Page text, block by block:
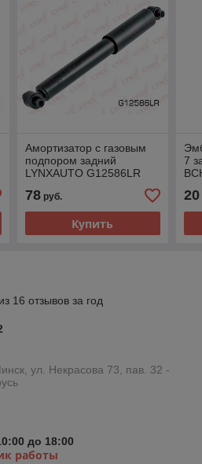
Амортизатор с газовым
подпором задний
LYNXAUTO G12586LR
78руб.
Купить
7
20
16 отзывов за год
ул. Некрасова 73, пав. 32 -
до 18:00
работы